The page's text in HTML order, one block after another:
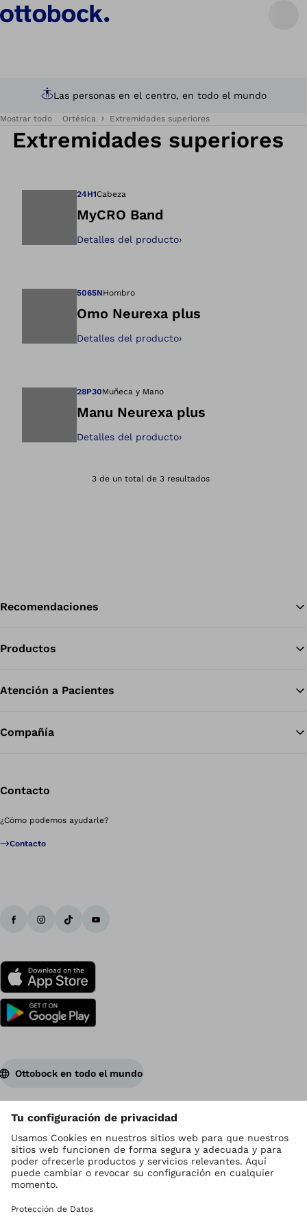
Las personas en el centro, en todo el mundo
Mostrar todo Ortésica Extremidades superiores
Extremidades superiores
24H1Cabeza
MyCRO Band
Detalles del producto›
5065NHombro
Omo Neurexa plus
Detalles del producto›
28P30Muñeca y Mano
Manu Neurexa plus
Detalles del producto›
3 de un total de 3 resultados
Recomendaciones
Productos
Atención a Pacientes
Compañía
Contacto
¿Cómo podemos ayudarle?
Contacto
Ottobock en todo el mundo
Los derechos de autor son propiedad de Ottobock
Configuración de cookies
Aviso de Privacidad